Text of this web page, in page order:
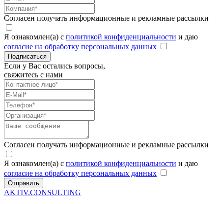
Согласен получать информационные и рекламные рассылки
Я ознакомлен(а) с политикой конфиденциальности и даю
согласие на обработку персональных данных
Подписаться
Если у Вас остались вопросы,
свяжитесь с нами
Согласен получать информационные и рекламные рассылки
Я ознакомлен(а) с политикой конфиденциальности и даю
согласие на обработку персональных данных
Отправить
AKTIV.CONSULTING